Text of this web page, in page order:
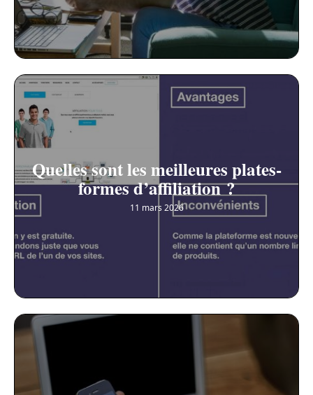
Quelles sont les meilleures plates-
formes d’affiliation ?
11 mars 2026